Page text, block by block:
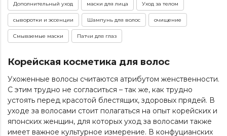
Дополнительный уход маски для лица Уход за телом
сыворотки и эссенции Шампунь для волос очищение
Смываемые маски Патчи для глаз
Корейская косметика для волос
Ухоженные волосы считаются атрибутом женственности.
С этим трудно не согласиться – так же, как трудно
устоять перед красотой блестящих, здоровых прядей. В
уходе за волосами стоит полагаться на опыт корейских и
японских женщин, для которых уход за волосами также
имеет важное культурное измерение. В конфуцианских